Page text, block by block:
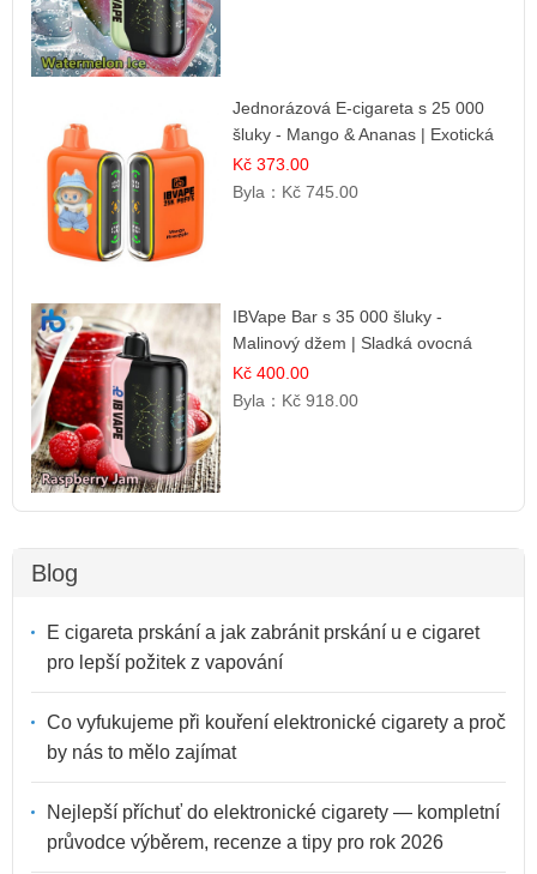
Jednorázová E-cigareta s 25 000
šluky - Mango & Ananas | Exotická
ovocná směs
Kč 373.00
Byla： Kč 745.00
IBVape Bar s 35 000 šluky -
Malinový džem | Sladká ovocná
příchuť
Kč 400.00
Byla： Kč 918.00
Blog
E cigareta prskání a jak zabránit prskání u e cigaret
pro lepší požitek z vapování
Co vyfukujeme při kouření elektronické cigarety a proč
by nás to mělo zajímat
Nejlepší příchuť do elektronické cigarety — kompletní
průvodce výběrem, recenze a tipy pro rok 2026